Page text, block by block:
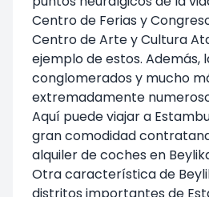
Centro de Ferias y
Centro de Arte y Cultura
ejemplo de estos. Además,
conglomerados y mucho
extremadamente
Aquí puede viajar a
gran comodidad
alquiler de coches en
Otra característica de
distritos importantes de